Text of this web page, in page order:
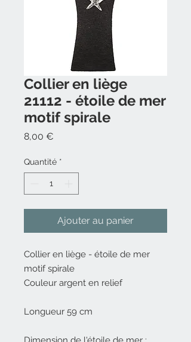
Collier en liège
21112 - étoile de mer
motif spirale
8,00 €
Quantité *
Ajouter au panier
Collier en liège - étoile de mer
motif spirale
Couleur argent en relief
Longueur 59 cm